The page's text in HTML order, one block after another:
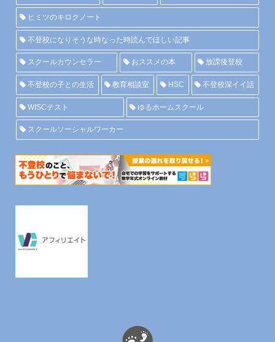
ヒミツのキロクノート
不登校になりそうな時なった時読んでほしい記事
スクールカウンセラー おススメの本 放課後登校
不登校の子との生活 教育相談室 HSC 不登校深イイ話
WISCテスト ゆるホームスクール
スクールソーシャルワーカー